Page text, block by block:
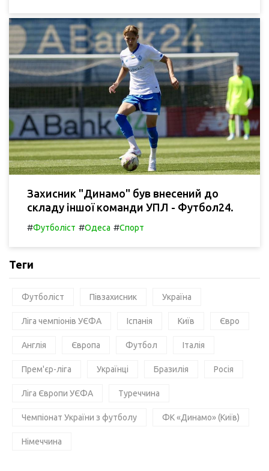
Захисник "Динамо" був внесений до
складу іншої команди УПЛ - Футбол24.
#Футболіст #Одеса #Спорт
Теги
Футболіст Півзахисник Україна
Ліга чемпіонів УЄФА Іспанія Київ Євро
Англія Європа Футбол Італія
Прем'єр-ліга Українці Бразилія Росія
Ліга Європи УЄФА Туреччина
Чемпіонат України з футболу ФК «Динамо» (Київ)
Німеччина